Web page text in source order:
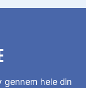
gennem hele din